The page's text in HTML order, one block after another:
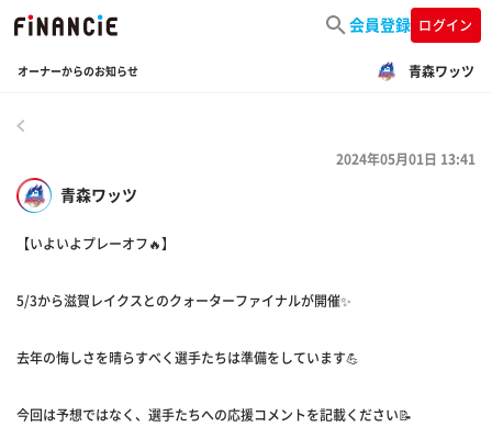
会員登録 ログイン
オーナーからのお知らせ 青森ワッツ
青森ワッツ
2024年05月01日 13:41
【いよいよプレーオフ🔥】
5/3から滋賀レイクスとのクォーターファイナルが開催✨
去年の悔しさを晴らすべく選手たちは準備をしています💪
今回は予想ではなく、選手たちへの応援コメントを記載ください📝